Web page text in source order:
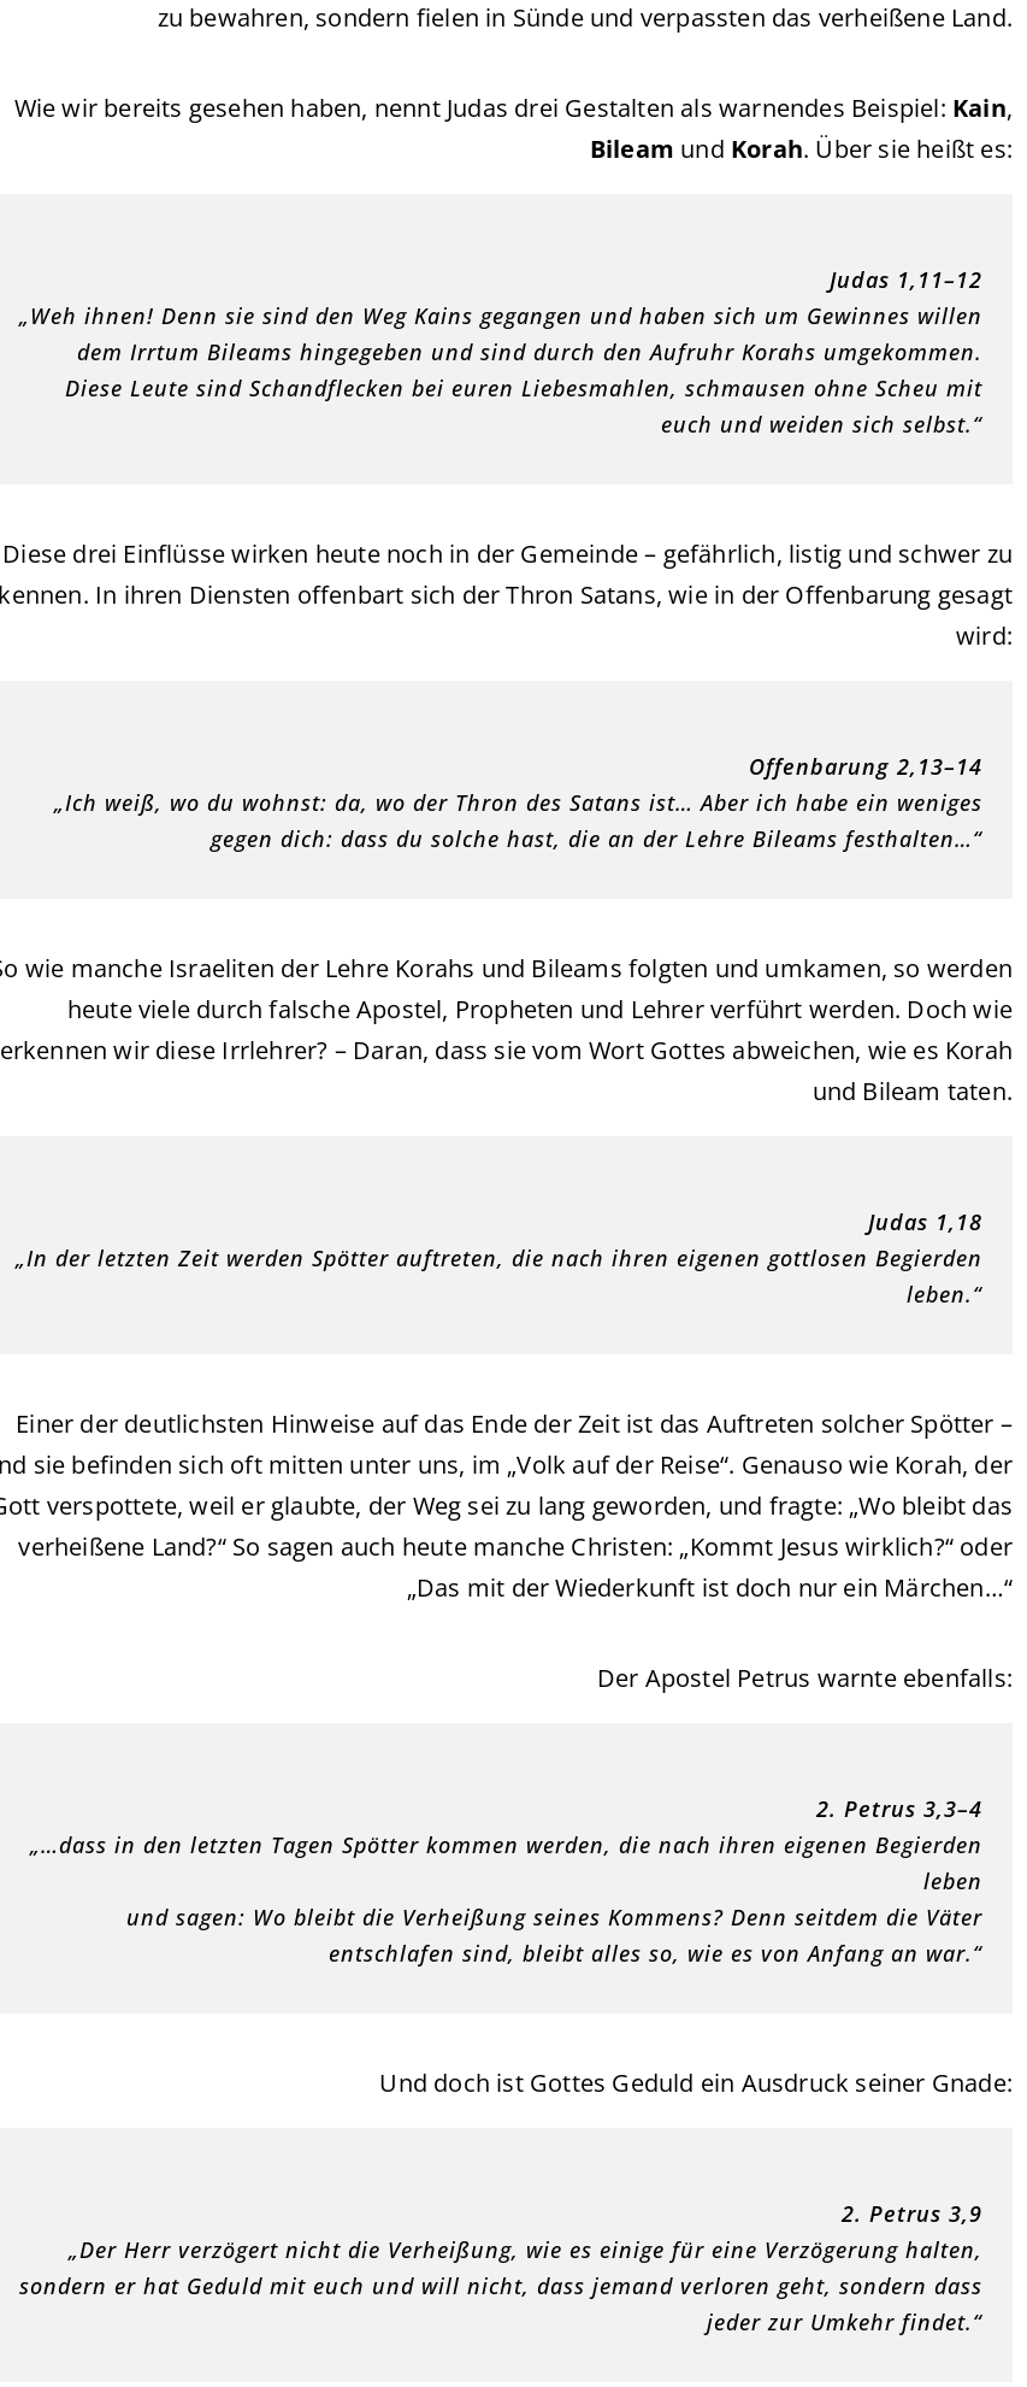
zu bewahren, sondern fielen in Sünde und verpassten das verheißene Land.
Wie wir bereits gesehen haben, nennt Judas drei Gestalten als warnendes Beispiel: Kain,
Bileam und Korah. Über sie heißt es:
Judas 1,11–12
„Weh ihnen! Denn sie sind den Weg Kains gegangen und haben sich um Gewinnes willen
dem Irrtum Bileams hingegeben und sind durch den Aufruhr Korahs umgekommen.
Diese Leute sind Schandflecken bei euren Liebesmahlen, schmausen ohne Scheu mit
euch und weiden sich selbst.“
Diese drei Einflüsse wirken heute noch in der Gemeinde – gefährlich, listig und schwer zu
In ihren Diensten offenbart sich der Thron Satans, wie in der Offenbarung gesagt
wird:
Offenbarung 2,13–14
„Ich weiß, wo du wohnst: da, wo der Thron des Satans ist… Aber ich habe ein weniges
gegen dich: dass du solche hast, die an der Lehre Bileams festhalten…“
wie manche Israeliten der Lehre Korahs und Bileams folgten und umkamen, so werden
heute viele durch falsche Apostel, Propheten und Lehrer verführt werden. Doch wie
erkennen wir diese Irrlehrer? – Daran, dass sie vom Wort Gottes abweichen, wie es Korah
und Bileam taten.
Judas 1,18
„In der letzten Zeit werden Spötter auftreten, die nach ihren eigenen gottlosen Begierden
leben.“
Einer der deutlichsten Hinweise auf das Ende der Zeit ist das Auftreten solcher Spötter –
sie befinden sich oft mitten unter uns, im „Volk auf der Reise“. Genauso wie Korah, der
verspottete, weil er glaubte, der Weg sei zu lang geworden, und fragte: „Wo bleibt das
verheißene Land?“ So sagen auch heute manche Christen: „Kommt Jesus wirklich?“ oder
„Das mit der Wiederkunft ist doch nur ein Märchen…“
Der Apostel Petrus warnte ebenfalls:
2. Petrus 3,3–4
„…dass in den letzten Tagen Spötter kommen werden, die nach ihren eigenen Begierden
leben
und sagen: Wo bleibt die Verheißung seines Kommens? Denn seitdem die Väter
entschlafen sind, bleibt alles so, wie es von Anfang an war.“
Und doch ist Gottes Geduld ein Ausdruck seiner Gnade:
2. Petrus 3,9
„Der Herr verzögert nicht die Verheißung, wie es einige für eine Verzögerung halten,
sondern er hat Geduld mit euch und will nicht, dass jemand verloren geht, sondern dass
jeder zur Umkehr findet.“